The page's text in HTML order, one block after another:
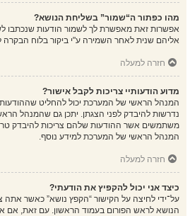
מהו כפתור ה“שמור” בשליחת הנושא?
אפשרות זאת מאפשרת לך לשמור הודעות שנכתבו
אליהם שנית לאחר השמירה ע"י ביקור בלוח
חזרה למעלה
מדוע הודעותיי צריכות לקבל אישור?
המנהל הראשי של המערכת יכול להחליט
נדרשות להיבדק לפני הצגתן. יתכן גם שהמנהל
משתמשים אשר ההודעות שלהם צריכות להיבדק
המנהל הראשי של המערכת למידע נוסף.
חזרה למעלה
כיצד אני יכול להקפיץ את הודעתי?
על־ידי לחיצה על הקישור “הקפץ נושא” כאשר אתה
הנושא לראש הפורום בעמוד הראשון. עם זאת, אם